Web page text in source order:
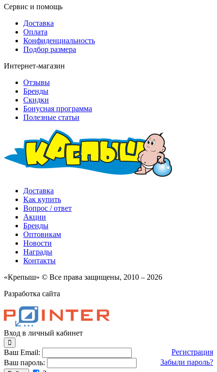
Сервис и помощь
Доставка
Оплата
Конфиденциальность
Подбор размера
Интернет-магазин
Отзывы
Бренды
Скидки
Бонусная программа
Полезные статьи
Доставка
Как купить
Вопрос / ответ
Акции
Бренды
Оптовикам
Новости
Награды
Контакты
«Крепыш» © Все права защищены, 2010 – 2026
Разработка сайта
Вход в личный кабинет
Регистрация
Ваш Email:
Забыли пароль?
Ваш пароль: